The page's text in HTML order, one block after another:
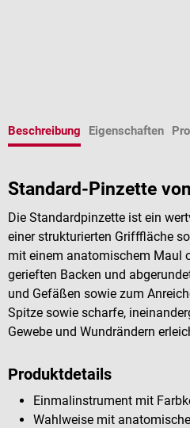
Beschreibung Eigenschaften
Standard-Pinzette
Die Standardpinzette ist ein
einer strukturierten Grifffläche
mit einem anatomischem Maul
gerieften Backen und
und Gefäßen sowie zum
Spitze sowie scharfe,
Gewebe und Wundrändern
Produktdetails
Einmalinstrument mit
Wahlweise mit